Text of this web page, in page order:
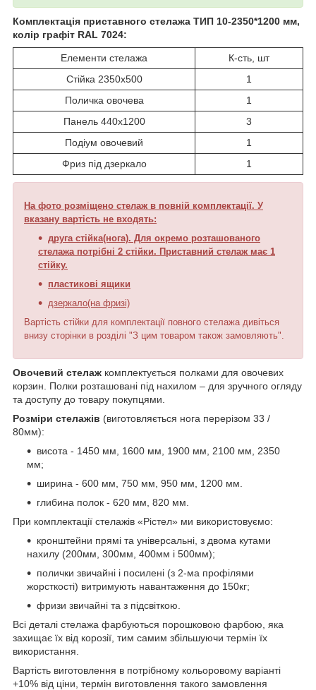
Комплектація приставного стелажа ТИП 10-2350*1200 мм,
колір графіт RAL 7024:
Елементи стелажа
К-сть, шт
Стійка 2350х500
1
Поличка овочева
1
Панель 440х1200
3
Подіум овочевий
1
Фриз під дзеркало
1
На фото розміщено стелаж в повній комплектації. У
вказану вартість не входять:
друга стійка(нога). Для окремо розташованого
стелажа потрібні 2 стійки. Приставний стелаж має 1
стійку.
пластикові ящики
дзеркало(на фризі)
Вартість стійки для комплектації повного стелажа дивіться
внизу сторінки в розділі "З цим товаром також замовляють".
Овочевий стелаж комплектується полками для овочевих
корзин. Полки розташовані під нахилом – для зручного огляду
та доступу до товару покупцями.
Розміри стелажів (виготовляється нога перерізом 33 /
80мм):
висота - 1450 мм, 1600 мм, 1900 мм, 2100 мм, 2350
мм;
ширина - 600 мм, 750 мм, 950 мм, 1200 мм.
глибина полок - 620 мм, 820 мм.
При комплектації стелажів «Рістел» ми використовуємо:
кронштейни прямі та універсальні, з двома кутами
нахилу (200мм, 300мм, 400мм і 500мм);
полички звичайні і посилені (з 2-ма профілями
жорсткості) витримують навантаження до 150кг;
фризи звичайні та з підсвіткою.
Всі деталі стелажа фарбуються порошковою фарбою, яка
захищає їх від корозії, тим самим збільшуючи термін їх
використання.
Вартість виготовлення в потрібному кольоровому варіанті
+10% від ціни, термін виготовлення такого замовлення